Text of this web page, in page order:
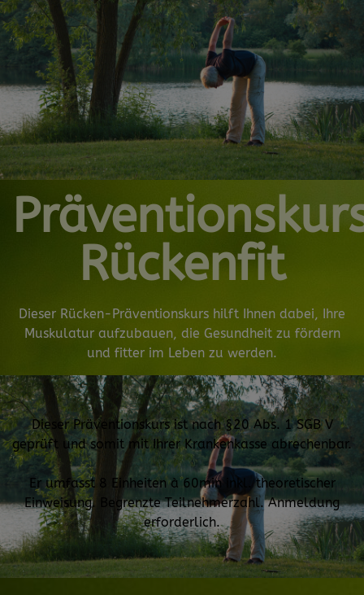
Rückenfit
Dieser Rücken-Präventionskurs hilft Ihnen dabei, Ihre
Muskulatur aufzubauen, die Gesundheit zu fördern
und fitter im Leben zu werden.
Dieser Präventionskurs ist nach §20 Abs. 1 SGB V
geprüft und somit mit Ihrer Krankenkasse abrechenbar.
Er umfasst 8 Einheiten à 60min inkl. theoretischer
Einweisung.
Begrenzte Teilnehmerzahl. Anmeldung
erforderlich.